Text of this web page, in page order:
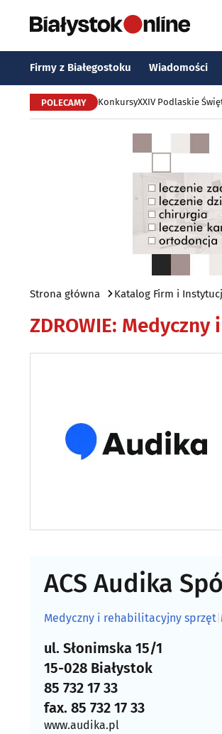
Firmy z Białegostoku Wiadomości
POLECAMY KonkursyXXIV Podlaskie
Strona główna Katalog Firm i
ZDROWIE: Medyczny
ACS Audika
Medyczny i rehabilitacyjny sprzęt
ul. Słonimska 15/1
15-028 Białystok
85 732 17 33
fax. 85 732 17 33
www.audika.pl